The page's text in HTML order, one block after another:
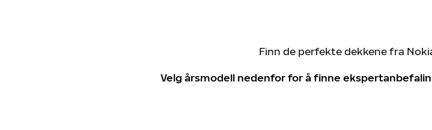
Finn de perfekte dekkene fra
Velg årsmodell nedenfor for å finne